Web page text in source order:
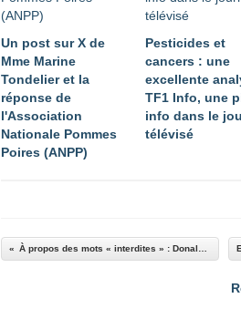
Un post sur X de
Mme Marine
Tondelier et la
réponse de
l'Association
Nationale Pommes
Poires (ANPP)
Pesticides et
cancers : une
excellente
TF1 Info, une
info dans le
télévisé